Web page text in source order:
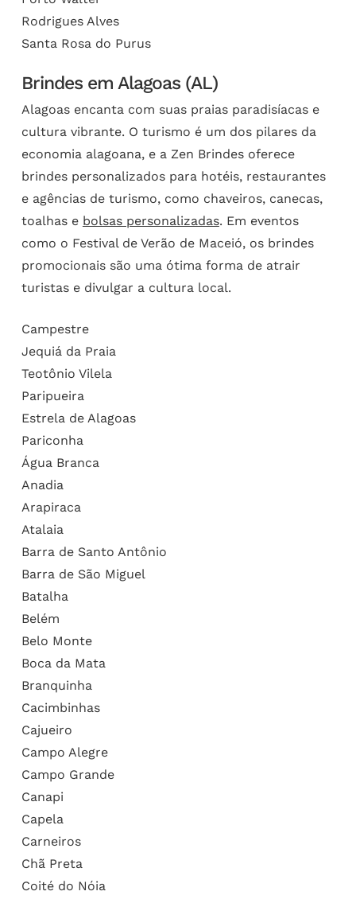
Rodrigues Alves
Santa Rosa do Purus
Brindes em Alagoas (AL)
Alagoas encanta com suas praias paradisíacas e
cultura vibrante. O turismo é um dos pilares da
economia alagoana, e a Zen Brindes oferece
brindes personalizados para hotéis, restaurantes
e agências de turismo, como chaveiros, canecas,
toalhas e bolsas personalizadas. Em eventos
como o Festival de Verão de Maceió, os brindes
promocionais são uma ótima forma de atrair
turistas e divulgar a cultura local.
Campestre
Jequiá da Praia
Teotônio Vilela
Paripueira
Estrela de Alagoas
Pariconha
Água Branca
Anadia
Arapiraca
Atalaia
Barra de Santo Antônio
Barra de São Miguel
Batalha
Belém
Belo Monte
Boca da Mata
Branquinha
Cacimbinhas
Cajueiro
Campo Alegre
Campo Grande
Canapi
Capela
Carneiros
Chã Preta
Coité do Nóia